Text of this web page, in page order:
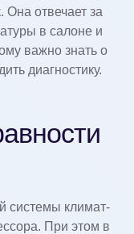
отвечает за
в салоне и
важно знать о
диагностику.
системы климат-
При этом в